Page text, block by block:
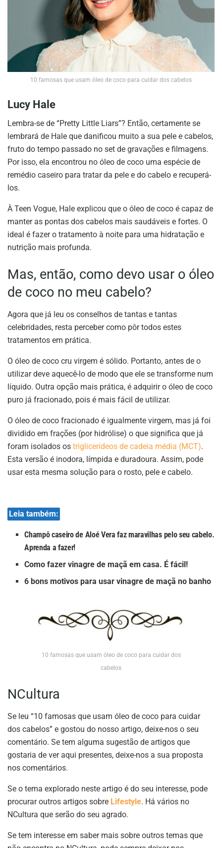
10 famosas que usam óleo de coco para cuidar dos cabelos
Lucy Hale
Lembra-se de “Pretty Little Liars”? Então, certamente se
lembrará de Hale que danificou muito a sua pele e cabelos,
fruto do tempo passado no set de gravações e filmagens.
Por isso, ela encontrou no óleo de coco uma espécie de
remédio caseiro para tratar da pele e do cabelo e recuperá-
los.
À Teen Vogue, Hale explicou que o óleo de coco é capaz de
manter as pontas dos cabelos mais saudáveis e fortes. O
ideal é fazer o tratamento à noite para uma hidratação e
nutrição mais profunda.
Mas, então, como devo usar o óleo
de coco no meu cabelo?
Agora que já leu os conselhos de tantas e tantas
celebridades, resta perceber como pôr todos estes
tratamentos em prática.
O óleo de coco cru virgem é sólido. Portanto, antes de o
utilizar deve aquecê-lo de modo que ele se transforme num
líquido. Outra opção mais prática, é adquirir o óleo de coco
puro já fracionado, pois é mais fácil de utilizar.
O óleo de coco fracionado é igualmente virgem, mas já foi
dividido em frações (por hidrólise) o que significa que já
foram isolados os triglicerídeos de cadeia média (MCT).
Esta versão é inodora, límpida e duradoura. Assim, pode
usar esta mesma solução para o rosto, pele e cabelo.
Leia também:
Champô caseiro de Aloé Vera faz maravilhas pelo seu cabelo.
Aprenda a fazer!
Como fazer vinagre de maçã em casa. É fácil!
6 bons motivos para usar vinagre de maçã no banho
10 famosas que usam óleo de coco para cuidar dos
cabelos
NCultura
Se leu “10 famosas que usam óleo de coco para cuidar
dos cabelos” e gostou do nosso artigo, deixe-nos o seu
comentário. Se tem alguma sugestão de artigos que
gostaria de ver aqui presentes, deixe-nos a sua proposta
nos comentários.
Se o tema explorado neste artigo é do seu interesse, pode
procurar outros artigos sobre Lifestyle. Há vários no
NCultura que serão do seu agrado.
Se tem interesse em saber mais sobre outros temas que